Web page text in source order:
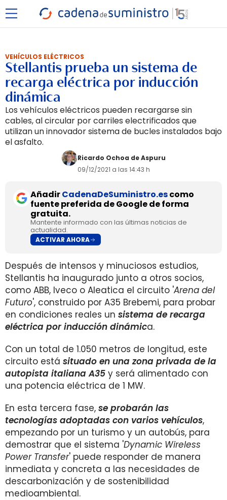
VEHÍCULOS ELÉCTRICOS
Stellantis prueba un sistema de
recarga eléctrica por inducción
dinámica
Los vehículos eléctricos pueden recargarse sin
cables, al circular por carriles electrificados que
utilizan un innovador sistema de bucles instalados bajo
el asfalto.
Ricardo Ochoa de Aspuru
09/12/2021 a las 14:43 h
AñadirCadenaDeSuministro.escomo
fuente preferida de Google de forma
gratuita.
Mantente informado con las últimas noticias de
actualidad.
ACTIVAR AHORA
Después de intensos y minuciosos estudios,
Stellantis ha inaugurado junto a otros socios,
como ABB, Iveco o Aleatica el circuito 'Arena del
Futuro', construido por A35 Brebemi, para probar
en condiciones reales un sistema de recarga
eléctrica por inducción dinámica.
Con un total de 1.050 metros de longitud, este
circuito está situado en una zona privada de la
autopista italiana A35 y será alimentado con
una potencia eléctrica de 1 MW.
En esta tercera fase, se probarán las
tecnologías adoptadas con varios vehículos,
empezando por un turismo y un autobús, para
demostrar que el sistema 'Dynamic Wireless
Power Transfer' puede responder de manera
inmediata y concreta a las necesidades de
descarbonización y de sostenibilidad
medioambiental.